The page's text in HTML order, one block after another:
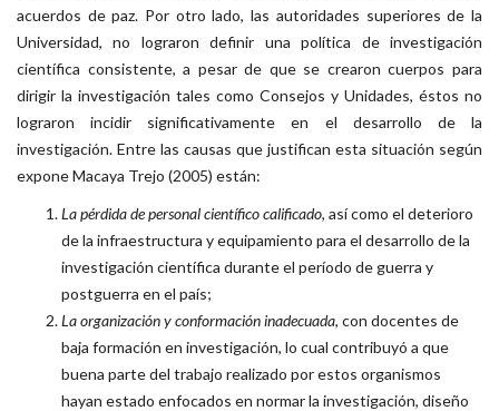
acuerdos de paz. Por otro lado, las autoridades superiores de la
Universidad, no lograron definir una política de investigación
científica consistente, a pesar de que se crearon cuerpos para
dirigir la investigación tales como Consejos y Unidades, éstos no
lograron incidir significativamente en el desarrollo de la
investigación. Entre las causas que justifican esta situación según
expone Macaya Trejo (2005) están:
La pérdida de personal científico calificado, así como el deterioro
de la infraestructura y equipamiento para el desarrollo de la
investigación científica durante el período de guerra y
postguerra en el país;
La organización y conformación inadecuada, con docentes de
baja formación en investigación, lo cual contribuyó a que
buena parte del trabajo realizado por estos organismos
hayan estado enfocados en normar la investigación, diseño